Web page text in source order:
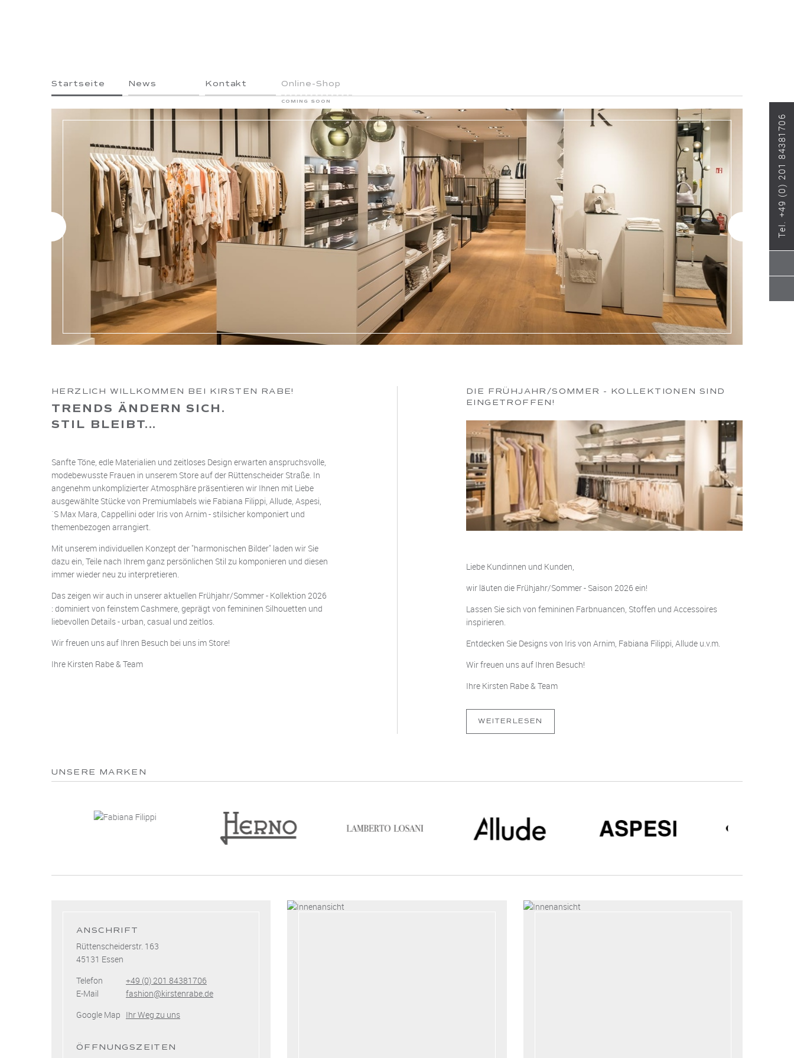
Startseite News Kontakt Online-Shop
COMING SOON
HERZLICH WILLKOMMEN BEI KIRSTEN RABE!
TRENDS ÄNDERN SICH.
STIL BLEIBT...
Sanfte Töne, edle Materialien und zeitloses Design erwarten anspruchsvolle,
modebewusste Frauen in unserem Store auf der Rüttenscheider Straße. In
angenehm unkomplizierter Atmosphäre präsentieren wir Ihnen mit Liebe
ausgewählte Stücke von Premiumlabels wie Fabiana Filippi, Allude, Aspesi,
`S Max Mara, Cappellini oder Iris von Arnim - stilsicher komponiert und
themenbezogen arrangiert.
Mit unserem individuellen Konzept der "harmonischen Bilder" laden wir Sie
dazu ein, Teile nach Ihrem ganz persönlichen Stil zu komponieren und diesen
immer wieder neu zu interpretieren.
Das zeigen wir auch in unserer aktuellen Frühjahr/Sommer - Kollektion 2026
: dominiert von feinstem Cashmere, geprägt von femininen Silhouetten und
liebevollen Details - urban, casual und zeitlos.
Wir freuen uns auf Ihren Besuch bei uns im Store!
Ihre Kirsten Rabe & Team
DIE FRÜHJAHR/SOMMER - KOLLEKTIONEN SIND
EINGETROFFEN!
Liebe Kundinnen und Kunden,
wir läuten die Frühjahr/Sommer - Saison 2026 ein!
Lassen Sie sich von femininen Farbnuancen, Stoffen und Accessoires
inspirieren.
Entdecken Sie Designs von Iris von Arnim, Fabiana Filippi, Allude u.v.m.
Wir freuen uns auf Ihren Besuch!
Ihre Kirsten Rabe & Team
WEITERLESEN
UNSERE MARKEN
ANSCHRIFT
Rüttenscheiderstr. 163
45131 Essen
Telefon
+49 (0) 201 84381706
E-Mail
fashion@kirstenrabe.de
Google Map Ihr Weg zu uns
ÖFFNUNGSZEITEN
Tel. +49 (0) 201 84381706